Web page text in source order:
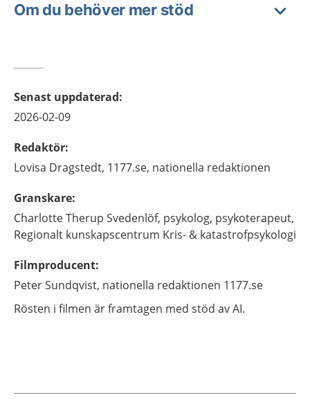
Om du behöver mer stöd
Senast uppdaterad:
2026-02-09
Redaktör:
Lovisa Dragstedt, 1177.se, nationella redaktionen
Granskare:
CharlotteTherup Svedenlöf, psykolog, psykoterapeut,
Regionalt kunskapscentrum Kris- & katastrofpsykologi
Filmproducent:
Peter Sundqvist, nationella redaktionen 1177.se
Rösten i filmen är framtagen med stöd av AI.